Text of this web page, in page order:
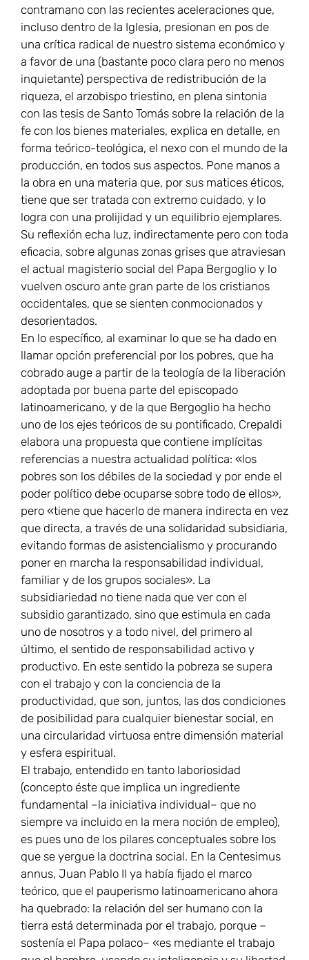
contramano con las recientes aceleraciones que,
incluso dentro de la Iglesia, presionan en pos de
una crítica radical de nuestro sistema económico y
a favor de una (bastante poco clara pero no menos
inquietante) perspectiva de redistribución de la
riqueza, el arzobispo triestino, en plena sintonia
con las tesis de Santo Tomás sobre la relación de la
fe con los bienes materiales, explica en detalle, en
forma teórico-teológica, el nexo con el mundo de la
producción, en todos sus aspectos. Pone manos a
la obra en una materia que, por sus matices éticos,
tiene que ser tratada con extremo cuidado, y lo
logra con una prolijidad y un equilibrio ejemplares.
Su reflexión echa luz, indirectamente pero con toda
eficacia, sobre algunas zonas grises que atraviesan
el actual magisterio social del Papa Bergoglio y lo
vuelven oscuro ante gran parte de los cristianos
occidentales, que se sienten conmocionados y
desorientados.
En lo específico, al examinar lo que se ha dado en
llamar opción preferencial por los pobres, que ha
cobrado auge a partir de la teología de la liberación
adoptada por buena parte del episcopado
latinoamericano, y de la que Bergoglio ha hecho
uno de los ejes teóricos de su pontificado, Crepaldi
elabora una propuesta que contiene implícitas
referencias a nuestra actualidad política: «los
pobres son los débiles de la sociedad y por ende el
poder político debe ocuparse sobre todo de ellos»,
pero «tiene que hacerlo de manera indirecta en vez
que directa, a través de una solidaridad subsidiaria,
evitando formas de asistencialismo y procurando
poner en marcha la responsabilidad individual,
familiar y de los grupos sociales». La
subsidiariedad no tiene nada que ver con el
subsidio garantizado, sino que estimula en cada
uno de nosotros y a todo nivel, del primero al
último, el sentido de responsabilidad activo y
productivo. En este sentido la pobreza se supera
con el trabajo y con la conciencia de la
productividad, que son, juntos, las dos condiciones
de posibilidad para cualquier bienestar social, en
una circularidad virtuosa entre dimensión material
y esfera espiritual.
El trabajo, entendido en tanto laboriosidad
(concepto éste que implica un ingrediente
fundamental –la iniciativa individual– que no
siempre va incluido en la mera noción de empleo),
es pues uno de los pilares conceptuales sobre los
que se yergue la doctrina social. En la Centesimus
annus, Juan Pablo II ya había fijado el marco
teórico, que el pauperismo latinoamericano ahora
ha quebrado: la relación del ser humano con la
tierra está determinada por el trabajo, porque –
sostenía el Papa polaco– «es mediante el trabajo